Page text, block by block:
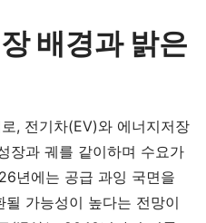
배경과 밝은
, 전기차(EV)와 에너지저장
장과 궤를 같이하며 수요가
년에는 공급 과잉 국면을
가능성이 높다는 전망이